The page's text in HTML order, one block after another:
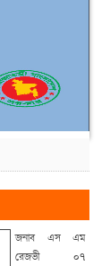
জনাব এস এম
রেজভী ০৭